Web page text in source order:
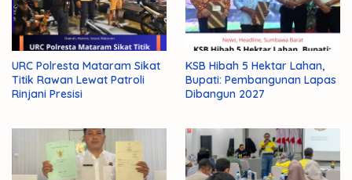
URC Polresta Mataram Sikat
Titik Rawan Lewat Patroli
Rinjani Presisi
KSB Hibah 5 Hektar Lahan,
Bupati: Pembangunan Lapas
Dibangun 2027